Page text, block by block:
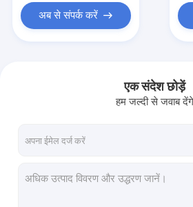
अब से संपर्क करें
एक संदेश छोड़ें
हम जल्दी से जवाब देंगे